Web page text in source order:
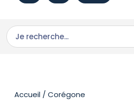
Accueil / Corégone